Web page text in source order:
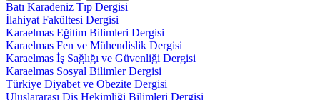
Batı Karadeniz Tıp Dergisi
İlahiyat Fakültesi Dergisi
Karaelmas Eğitim Bilimleri Dergisi
Karaelmas Fen ve Mühendislik Dergisi
Karaelmas İş Sağlığı ve Güvenliği Dergisi
Karaelmas Sosyal Bilimler Dergisi
Türkiye Diyabet ve Obezite Dergisi
Uluslararası Diş Hekimliği Bilimleri Dergisi